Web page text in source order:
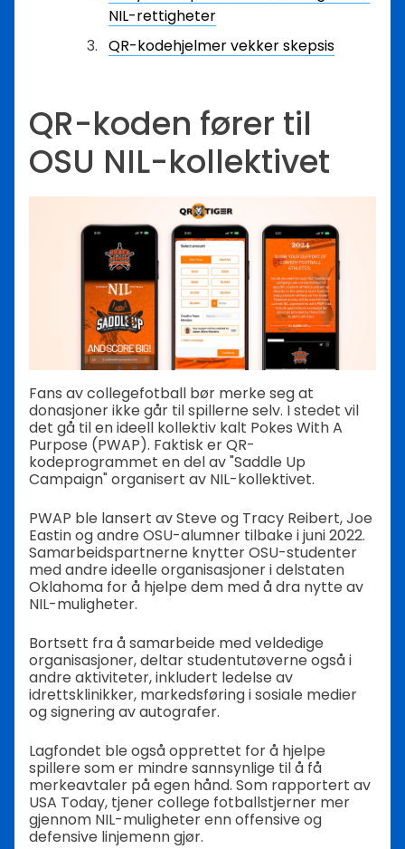
NIL-rettigheter
QR-kodehjelmer vekker skepsis
QR-koden fører til
OSU NIL-kollektivet
Fans av collegefotball bør merke seg at
donasjoner ikke går til spillerne selv. I stedet vil
det gå til en ideell kollektiv kalt Pokes With A
Purpose (PWAP). Faktisk er QR-
kodeprogrammet en del av "Saddle Up
Campaign" organisert av NIL-kollektivet.
PWAP ble lansert av Steve og Tracy Reibert, Joe
Eastin og andre OSU-alumner tilbake i juni 2022.
Samarbeidspartnerne knytter OSU-studenter
med andre ideelle organisasjoner i delstaten
Oklahoma for å hjelpe dem med å dra nytte av
NIL-muligheter.
Bortsett fra å samarbeide med veldedige
organisasjoner, deltar studentutøverne også i
andre aktiviteter, inkludert ledelse av
idrettsklinikker, markedsføring i sosiale medier
og signering av autografer.
Lagfondet ble også opprettet for å hjelpe
spillere som er mindre sannsynlige til å få
merkeavtaler på egen hånd. Som rapportert av
USA Today, tjener college fotballstjerner mer
gjennom NIL-muligheter enn offensive og
defensive linjemenn gjør.